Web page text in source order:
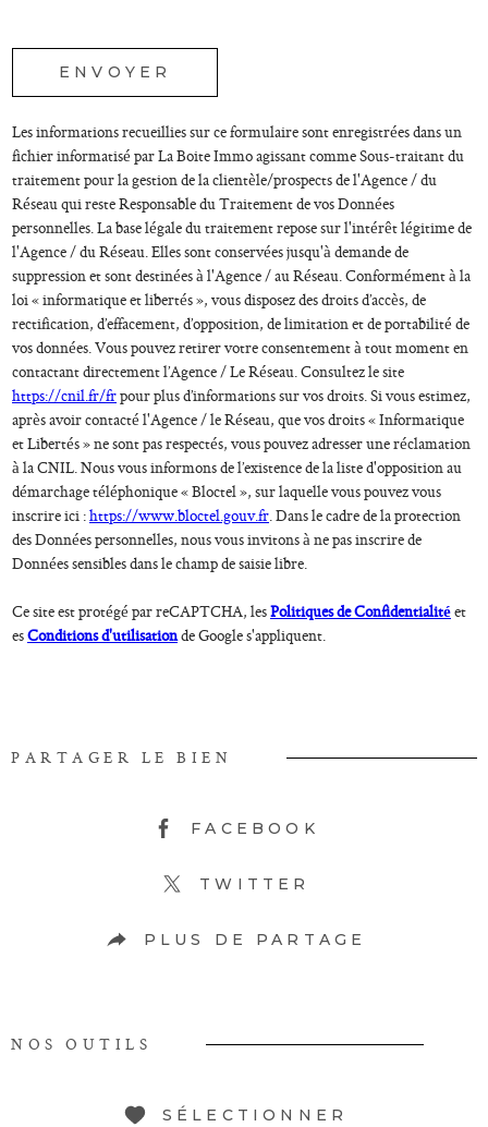
ENVOYER
Les informations recueillies sur ce formulaire sont enregistrées dans un
fichier informatisé par La Boite Immo agissant comme Sous-traitant du
traitement pour la gestion de la clientèle/prospects de l'Agence / du
Réseau qui reste Responsable du Traitement de vos Données
personnelles. La base légale du traitement repose sur l'intérêt légitime de
l'Agence / du Réseau. Elles sont conservées jusqu'à demande de
suppression et sont destinées à l'Agence / au Réseau. Conformément à la
loi « informatique et libertés », vous disposez des droits d’accès, de
rectification, d’effacement, d’opposition, de limitation et de portabilité de
vos données. Vous pouvez retirer votre consentement à tout moment en
contactant directement l’Agence / Le Réseau. Consultez le site
https://cnil.fr/frpour plus d’informations sur vos droits. Si vous estimez,
après avoir contacté l'Agence / le Réseau, que vos droits « Informatique
et Libertés » ne sont pas respectés, vous pouvez adresser une réclamation
à la CNIL. Nous vous informons de l’existence de la liste d'opposition au
démarchage téléphonique « Bloctel », sur laquelle vous pouvez vous
inscrire ici :https://www.bloctel.gouv.fr . Dans le cadre de la protection
des Données personnelles, nous vous invitons à ne pas inscrire de
Données sensibles dans le champ de saisie libre.
Ce site est protégé par reCAPTCHA, lesPolitiques de Confidentialitéet
esConditions d'utilisationde Google s'appliquent.
PARTAGER LE BIEN
FACEBOOK
TWITTER
PLUS DE PARTAGE
NOS OUTILS
SÉLECTIONNER